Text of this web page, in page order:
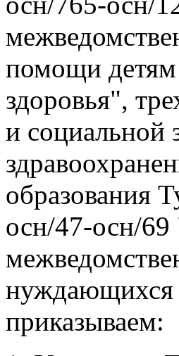
осн/765-осн/
помощи
здоровья",
и социальной
образования
осн/47-осн/69
нуждающихся